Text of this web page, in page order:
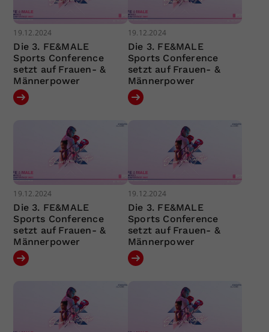
19.12.2024
Die 3. FE&MALE
Sports Conference
setzt auf Frauen- &
Männerpower
19.12.2024
Die 3. FE&MALE
Sports Conference
setzt auf Frauen- &
Männerpower
19.12.2024
Die 3. FE&MALE
Sports Conference
setzt auf Frauen- &
Männerpower
19.12.2024
Die 3. FE&MALE
Sports Conference
setzt auf Frauen- &
Männerpower